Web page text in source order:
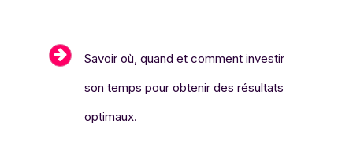
Savoir où, quand et comment investir
son temps pour obtenir des résultats
optimaux.